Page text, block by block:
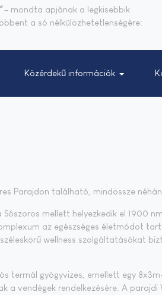
– mondta apjának a legkisebbik
a só nélkülözhetetlenségére:
Közérdekű információk
Pa­raj­don ta­lál­ha­tó, mind­össze
mel­lett he­lyez­ke­dik el 1900
az egész­sé­ges élet­mó­dot
well­ness szol­gál­tat­ásó­kat
ter­mál gyógy­vi­zes, emel­lett egy
a ven­dé­gek ren­del­ke­zé­sé­re. A pa­raj­di